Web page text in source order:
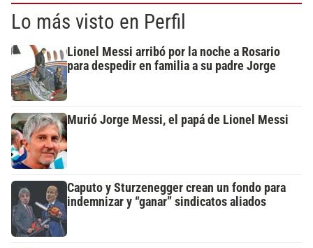
Lo más visto en Perfil
Lionel Messi arribó por la noche a Rosario
para despedir en familia a su padre Jorge
Murió Jorge Messi, el papá de Lionel Messi
Caputo y Sturzenegger crean un fondo para
indemnizar y “ganar” sindicatos aliados